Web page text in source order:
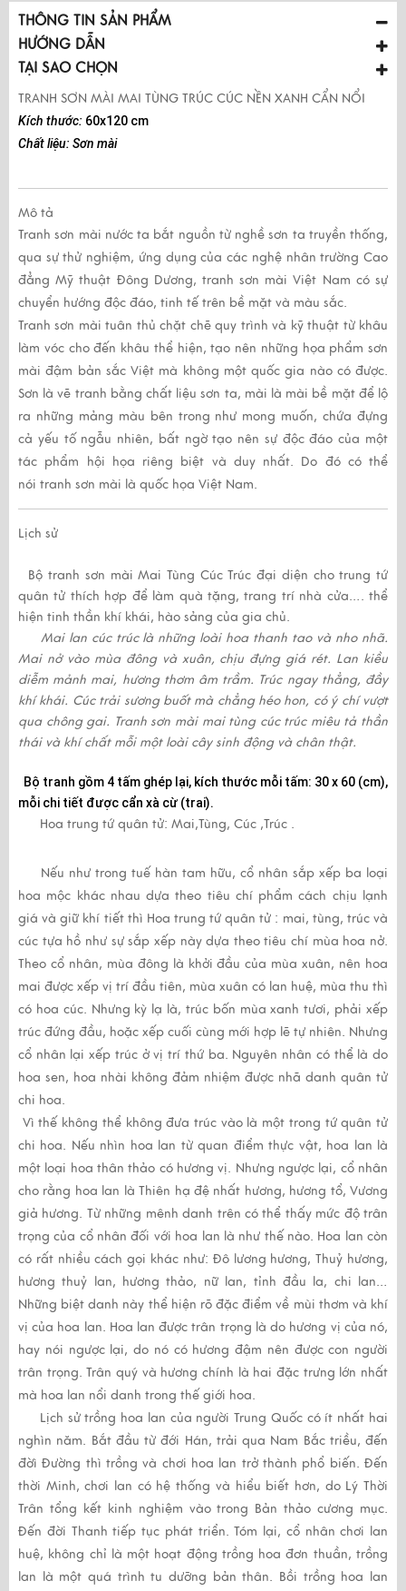
THÔNG TIN SẢN PHẨM
HƯỚNG DẪN
TẠI SAO CHỌN
TRANH SƠN MÀI MAI TÙNG TRÚC CÚC NỀN XANH CẨN NỔI
Kích thước: 60x120 cm
Chất liệu: Sơn mài
Mô tả
Tranh sơn mài nước ta bắt nguồn từ nghề sơn ta truyền thống,
qua sự thử nghiệm, ứng dụng của các nghệ nhân trường Cao
đẳng Mỹ thuật Đông Dương, tranh sơn mài Việt Nam có sự
chuyển hướng độc đáo, tinh tế trên bề mặt và màu sắc.
Tranh sơn mài tuân thủ chặt chẽ quy trình và kỹ thuật từ khâu
làm vóc cho đến khâu thể hiện, tạo nên những họa phẩm sơn
mài đậm bản sắc Việt mà không một quốc gia nào có được.
Sơn là vẽ tranh bằng chất liệu sơn ta, mài là mài bề mặt để lộ
ra những mảng màu bên trong như mong muốn, chứa đựng
cả yếu tố ngẫu nhiên, bất ngờ tạo nên sự độc đáo của một
tác phẩm hội họa riêng biệt và duy nhất. Do đó có thể
nói tranh sơn mài là quốc họa Việt Nam.
Lịch sử
Bộ tranh sơn mài Mai Tùng Cúc Trúcđại diện cho trung tứ
quân tử thích hợp để làm quà tặng, trang trí nhà cửa…. thể
hiện tinh thần khí khái, hào sảng của gia chủ.
Mai lan cúc trúc là những loài hoa thanh tao và nho nhã.
Mai nở vào mùa đông và xuân, chịu đựng giá rét. Lan kiều
diễm mảnh mai, hương thơm âm trầm. Trúc ngay thẳng, đầy
khí khái. Cúc trải sương buốt mà chẳng héo hon, có ý chí vượt
qua chông gai. Tranh sơn mài mai tùng cúc trúcmiêu tả thần
thái và khí chất mỗi một loài cây sinh động và chân thật.
Bộ tranh gồm 4 tấm ghép lại, kích thước mỗi tấm: 30 x 60 (cm),
mỗi chi tiết được cẩn xà cừ (trai).
Hoa trung tứ quân tử: Mai,Tùng, Cúc ,Trúc .
Nếu như trong tuế hàn tam hữu, cổ nhân sắp xếp ba loại
hoa mộc khác nhau dựa theo tiêu chí phẩm cách chịu lạnh
giá và giữ khí tiết thì Hoa trung tứ quân tử : mai, tùng, trúc và
cúc tựa hồ như sự sắp xếp này dựa theo tiêu chí mùa hoa nở.
Theo cổ nhân, mùa đông là khởi đầu của mùa xuân, nên hoa
mai được xếp vị trí đầu tiên, mùa xuân có lan huệ, mùa thu thì
có hoa cúc. Nhưng kỳ lạ là, trúc bốn mùa xanh tươi, phải xếp
trúc đứng đầu, hoặc xếp cuối cùng mới hợp lẽ tự nhiên. Nhưng
cổ nhân lại xếp trúc ở vị trí thứ ba. Nguyên nhân có thể là do
hoa sen, hoa nhài không đảm nhiệm được nhã danh quân tử
chi hoa.
Vì thế không thể không đưa trúc vào là một trong tứ quân tử
chi hoa. Nếu nhìn hoa lan từ quan điểm thực vật, hoa lan là
một loại hoa thân thảo có hương vị. Nhưng ngược lại, cổ nhân
cho rằng hoa lan là Thiên hạ đệ nhất hương, hương tổ, Vương
giả hương. Từ những mênh danh trên có thể thấy mức độ trân
trọng của cổ nhân đối với hoa lan là như thế nào. Hoa lan còn
có rất nhiều cách gọi khác như: Đô lương hương, Thuỷ hương,
hương thuỷ lan, hương thảo, nữ lan, tỉnh đầu la, chi lan…
Những biệt danh này thể hiện rõ đặc điểm về mùi thơm và khí
vị của hoa lan. Hoa lan được trân trọng là do hương vị của nó,
hay nói ngược lại, do nó có hương đậm nên được con người
trân trọng. Trân quý và hương chính là hai đặc trưng lớn nhất
mà hoa lan nổi danh trong thế giới hoa.
Lịch sử trồng hoa lan của người Trung Quốc có ít nhất hai
nghìn năm. Bắt đầu từ đới Hán, trải qua Nam Bắc triều, đến
đờì Đường thì trồng và chơi hoa lan trở thành phổ biến. Đến
thời Minh, chơi lan có hệ thống và hiểu biết hơn, do Lý Thời
Trân tổng kết kinh nghiệm vào trong Bản thảo cương mục.
Đến đời Thanh tiếp tục phát triển. Tóm lại, cổ nhân chơi lan
huệ, không chỉ là một hoạt động trồng hoa đơn thuần, trồng
lan là một quá trình tu dưỡng bản thân. Bồi trồng hoa lan